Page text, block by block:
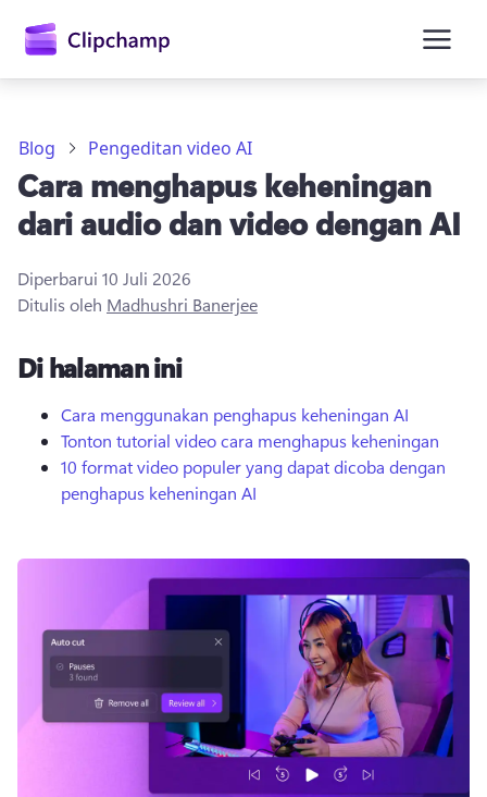
utama
Coba gratis
Blog Pengeditan video AI
Cara menghapus keheningan
dari audio dan video dengan AI
Diperbarui 10 Juli 2026
Ditulis oleh Madhushri Banerjee
Di halaman ini
Cara menggunakan penghapus keheningan AI
Tonton tutorial video cara menghapus keheningan
10 format video populer yang dapat dicoba dengan
penghapus keheningan AI